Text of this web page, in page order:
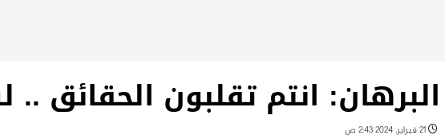
البرهان: انتم تقلبون الحقائق
21 فبراير، 2024 2:43 ص